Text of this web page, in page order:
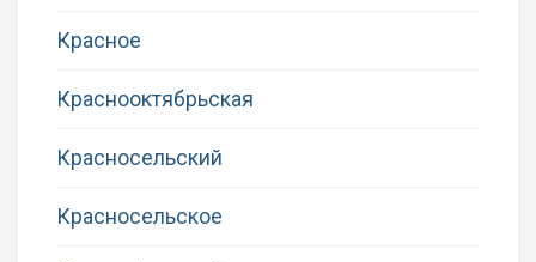
Красное
Краснооктябрьская
Красносельский
Красносельское